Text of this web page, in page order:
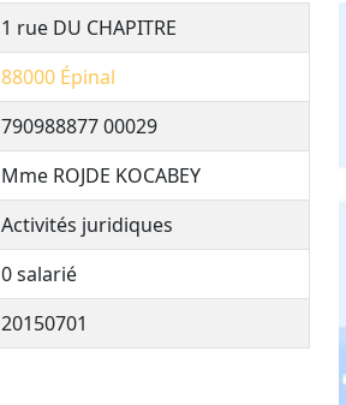
1 rue DU CHAPITRE
88000 Épinal
790988877 00029
Mme ROJDE KOCABEY
Activités juridiques
0 salarié
20150701